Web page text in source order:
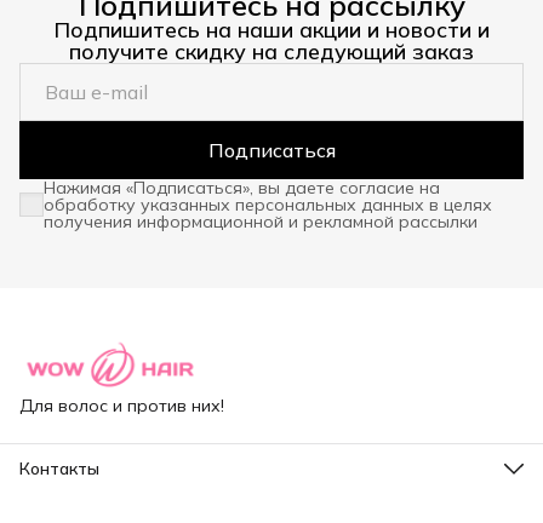
Подпишитесь на наши акции и новости и
получите скидку на следующий заказ
Подписаться
Нажимая «Подписаться», вы даете согласие на
обработку указанных персональных данных в целях
получения информационной и рекламной рассылки
Для волос и против них!
Контакты